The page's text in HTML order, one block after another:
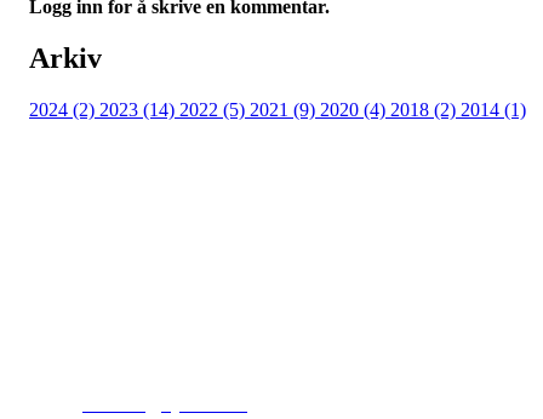
Logg inn for å skrive en kommentar.
Arkiv
2024 (2) 2023 (14) 2022 (5) 2021 (9) 2020 (4) 2018 (2) 2014 (1)